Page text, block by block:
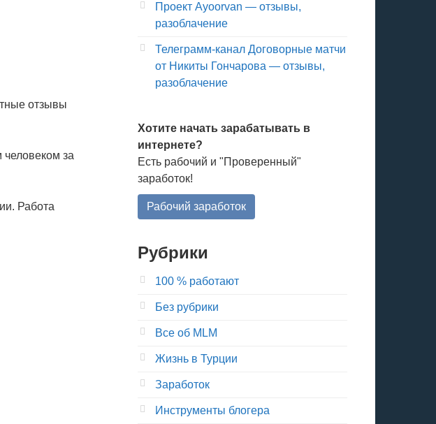
отзывы
за
Работа
Проект Ayoorvan — отзывы,
разоблачение
Телеграмм-канал Договорные матчи
от Никиты Гончарова — отзывы,
разоблачение
Хотите начать зарабатывать в
интернете?
Есть рабочий и "Проверенный"
заработок!
Рабочий заработок
Рубрики
100 % работают
Без рубрики
Все об MLM
Жизнь в Турции
Заработок
Инструменты блогера